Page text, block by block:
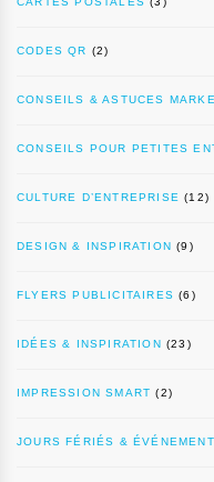
CODES QR (2)
CONSEILS & ASTUCES
CONSEILS POUR PETITES
CULTURE D’ENTREPRISE (12)
DESIGN & INSPIRATION (9)
FLYERS PUBLICITAIRES (6)
IDÉES & INSPIRATION (23)
IMPRESSION SMART (2)
JOURS FÉRIÉS &